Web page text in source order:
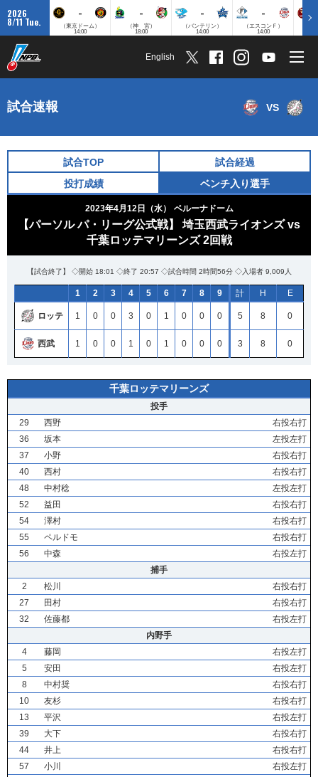
2026
8/11 Tue.
-
（東京ドーム）
14:00
-
（神 宮）
18:00
-
（バンテリン）
14:00
-
（エスコンＦ）
14:00
English
試合速報 VS
試合TOP
試合経過
投打成績
ベンチ入り選手
2023年4月12日（水） ベルーナドーム
【パーソル パ・リーグ公式戦】 埼玉西武ライオンズ vs
千葉ロッテマリーンズ 2回戦
【試合終了】 ◇開始 18:01 ◇終了 20:57 ◇試合時間 2時間56分 ◇入場者 9,009人
1 2 3 4 5 6 7 8 9 計 H E
ロッテ 1 0 0 3 0 1 0 0 0 5 8 0
西武 1 0 0 1 0 1 0 0 0 3 8 0
千葉ロッテマリーンズ
投手
29
西野
右投右打
36
坂本
左投左打
37
小野
右投右打
40
西村
右投右打
48
中村稔
左投左打
52
益田
右投右打
54
澤村
右投右打
55
ペルドモ
右投右打
56
中森
右投左打
捕手
2
松川
右投右打
27
田村
右投右打
32
佐藤都
右投左打
内野手
4
藤岡
右投左打
5
安田
右投左打
8
中村奨
右投右打
10
友杉
右投右打
13
平沢
右投左打
39
大下
右投右打
44
井上
右投右打
57
小川
右投左打